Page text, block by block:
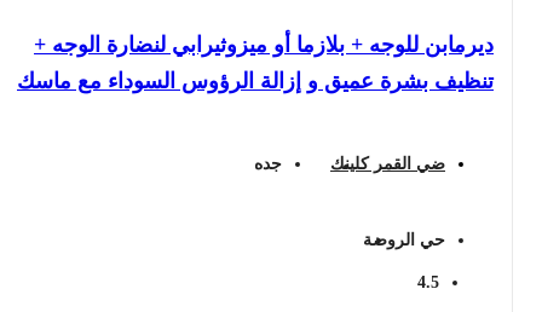
ديرمابن للوجه + بلازما أو ميزوثيرابي لنضارة الوجه +
تنظيف بشرة عميق و إزالة الرؤوس السوداء مع ماسك
ضي القمر كلينك جده
حي الروضة
4.5